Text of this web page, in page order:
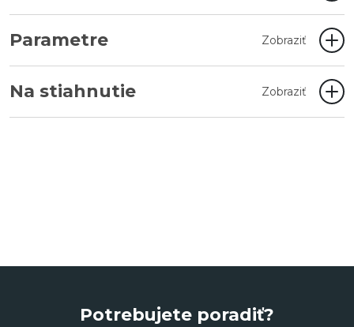
Parametre Zobraziť
Na stiahnutie Zobraziť
Potrebujete poradiť?